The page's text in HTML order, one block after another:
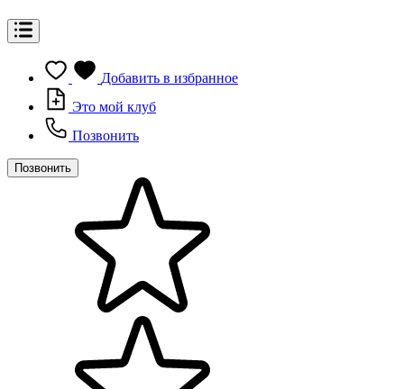
Добавить в избранное
Это мой клуб
Позвонить
Позвонить